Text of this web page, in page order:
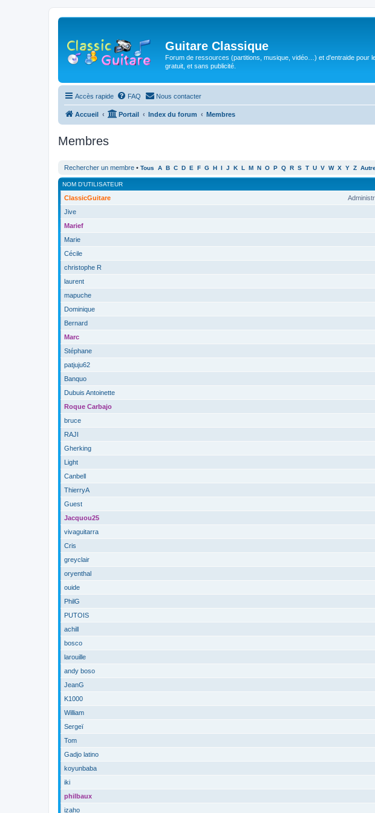
Guitare Classique
Forum de ressources (partitions, musique, vidéo…) et d'entraide pour
gratuit, et sans publicité.
Accès rapide FAQ Nous contacter
Accueil Portail Index du forum Membres
Membres
Rechercher un membre • Tous A B C D E F G H I J K L M N O P Q R S T U V W X Y Z
NOM D’UTILISATEUR
ClassicGuitare
Jive
Marief
Marie
Cécile
christophe R
laurent
mapuche
Dominique
Bernard
Marc
Stéphane
patjuju62
Banquo
Dubuis Antoinette
Roque Carbajo
bruce
RAJI
Gherking
Light
Canbell
ThierryA
Guest
Jacquou25
vivaguitarra
Cris
greyclair
oryenthal
ouide
PhilG
PUTOIS
achill
bosco
larouille
andy boso
JeanG
K1000
William
Sergeï
Tom
Gadjo latino
koyunbaba
iki
philbaux
izaho